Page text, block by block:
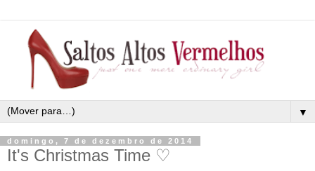
▼
domingo, 7 de dezembro de 2014
It's Christmas Time ♡